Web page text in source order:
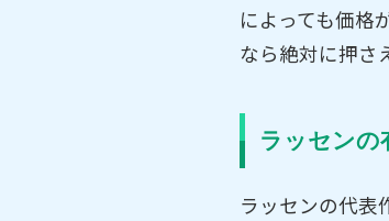
によっても価格
なら絶対に押さ
ラッセンの
ラッセンの代表